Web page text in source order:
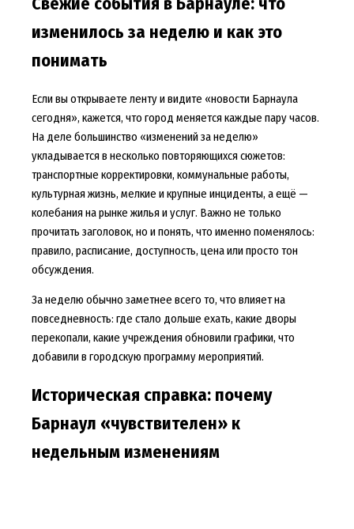
изменилось за неделю и как это
понимать
Если вы открываете ленту и видите «новости Барнаула
сегодня», кажется, что город меняется каждые пару часов.
На деле большинство «изменений за неделю»
укладывается в несколько повторяющихся сюжетов:
транспортные корректировки, коммунальные работы,
культурная жизнь, мелкие и крупные инциденты, а ещё —
колебания на рынке жилья и услуг. Важно не только
прочитать заголовок, но и понять, что именно поменялось:
правило, расписание, доступность, цена или просто тон
обсуждения.
За неделю обычно заметнее всего то, что влияет на
повседневность: где стало дольше ехать, какие дворы
перекопали, какие учреждения обновили графики, что
добавили в городскую программу мероприятий.
Историческая справка: почему
Барнаул «чувствителен» к
недельным изменениям